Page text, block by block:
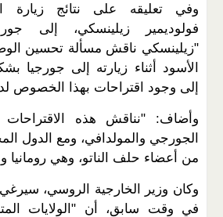
وفي تعليقه على نتائج زيارة
فولوديمير زيلينسكي، إلى
"زيلينسكي ناقش مسألة تحسين
الأسود أثناء زيارته إلى جورجيا
إلى وجود اقتراحات بهذا الخصوص
وأضاف: "نناقش هذه الاقتراحات
الجورجي والمولدافي، ومع الدول
من أعضاء حلف الناتو، وهي رومانيا
وكان وزير الخارجية الروسي،
في وقت سابق، أن "الولايات